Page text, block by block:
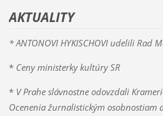
AKTUALITY
* ANTONOVI HYKISCHOVI udelili Rad
* Ceny ministerky kultúry SR
* V Prahe slávnostne odovzdali
Ocenenia žurnalistickým osobnostiam